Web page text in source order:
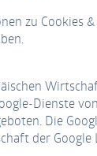
zu Cookies
Dienste
Die
der Google